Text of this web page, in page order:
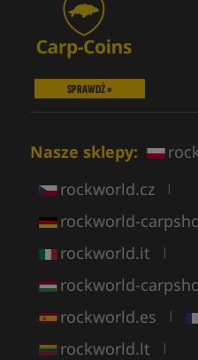
SPRAWDŹ »
Nasze sklepy:
rockworld.cz |
rockworld-
rockworld.it |
rockworld-
rockworld.es |
rockworld.lt |